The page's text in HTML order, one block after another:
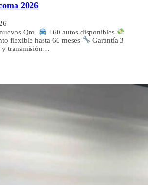
2026
Qro.
+60 autos disponibles
flexible hasta 60 meses
Garantía 3
y transmisión…